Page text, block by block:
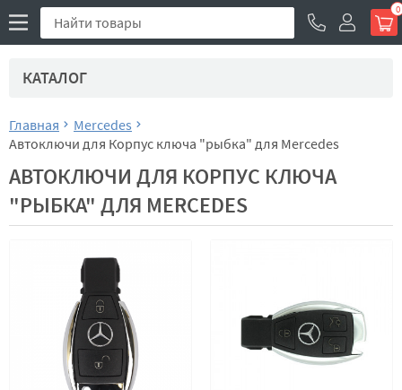
0
КАТАЛОГ
Главная
Mercedes
Автоключи для Корпус ключа "рыбка" для Mercedes
АВТОКЛЮЧИ ДЛЯ КОРПУС КЛЮЧА
"РЫБКА" ДЛЯ MERCEDES